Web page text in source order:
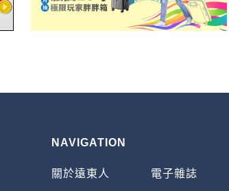
NAVIGATION
關於遠東人 電子雜誌